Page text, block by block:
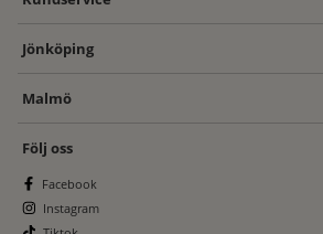
Jönköping
Malmö
Följ oss
Facebook
Instagram